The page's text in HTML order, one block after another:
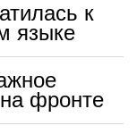
к
языке
фронте